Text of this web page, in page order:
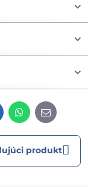
WhatsApp
E-
mail
produkt